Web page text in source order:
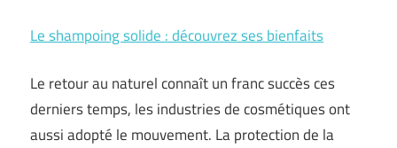
Le shampoing solide : découvrez ses bienfaits
Le retour au naturel connaît un franc succès ces
derniers temps, les industries de cosmétiques ont
aussi adopté le mouvement. La protection de la